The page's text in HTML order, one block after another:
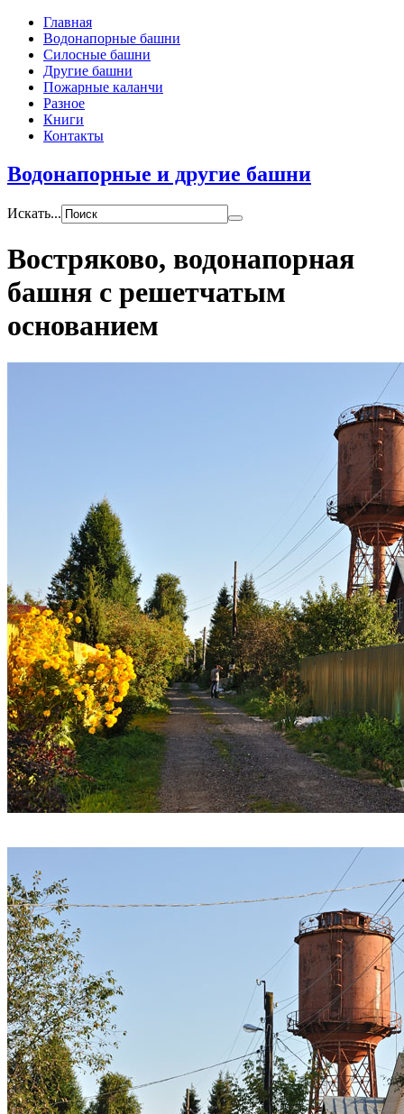
Главная
Водонапорные башни
Силосные башни
Другие башни
Пожарные каланчи
Разное
Книги
Контакты
Водонапорные и другие башни
Искать...
Востряково, водонапорная
башня с решетчатым
основанием